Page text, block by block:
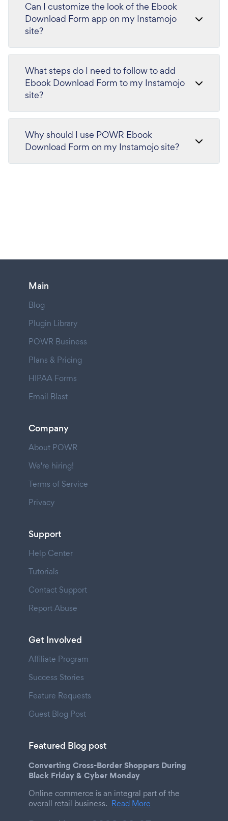
Can I customize the look of the Ebook
Download Form app on my Instamojo
site?
What steps do I need to follow to add
Ebook Download Form to my Instamojo
site?
Why should I use POWR Ebook
Download Form on my Instamojo site?
Main
Blog
Plugin Library
POWR Business
Plans & Pricing
HIPAA Forms
Email Blast
Company
About POWR
We're hiring!
Terms of Service
Privacy
Support
Help Center
Tutorials
Contact Support
Report Abuse
Get Involved
Affiliate Program
Success Stories
Feature Requests
Guest Blog Post
Featured Blog post
Converting Cross-Border Shoppers During
Black Friday & Cyber Monday
Online commerce is an integral part of the
overall retail business. Read More